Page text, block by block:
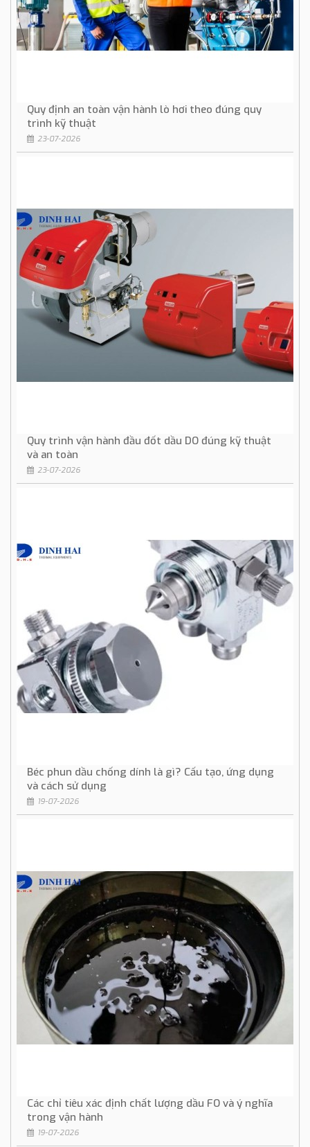
Quy định an toàn vận hành lò hơi theo đúng quy
trình kỹ thuật
23-07-2026
Quy trình vận hành đầu đốt dầu DO đúng kỹ thuật
và an toàn
23-07-2026
Béc phun dầu chống dính là gì? Cấu tạo, ứng dụng
và cách sử dụng
19-07-2026
Các chỉ tiêu xác định chất lượng dầu FO và ý nghĩa
trong vận hành
19-07-2026